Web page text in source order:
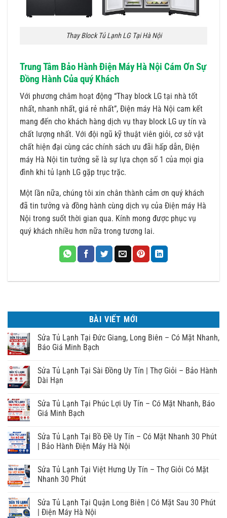
Thay Block Tủ Lạnh LG Tại Hà Nội
Trung Tâm Bảo Hành Điện Máy Hà Nội Cám Ơn Sự
Đồng Hành Của quý Khách
Với phương châm hoạt động “Thay block LG tại nhà tốt
nhất, nhanh nhất, giá rẻ nhất”, Điện máy Hà Nội cam kết
mang đến cho khách hàng dịch vụ thay block LG uy tín và
chất lượng nhất. Với đội ngũ kỹ thuật viên giỏi, cơ sở vật
chất hiện đại cùng các chính sách ưu đãi hấp dẫn, Điện
máy Hà Nội tin tưởng sẽ là sự lựa chọn số 1 của mọi gia
đình khi tủ lạnh LG gặp trục trặc.
Một lần nữa, chúng tôi xin chân thành cảm ơn quý khách
đã tin tưởng và đồng hành cùng dịch vụ của Điện máy Hà
Nội trong suốt thời gian qua. Kính mong được phục vụ
quý khách nhiều hơn nữa trong tương lai.
BÀI VIẾT MỚI
Sửa Tủ Lạnh Tại Đức Giang, Long Biên – Có Mặt Nhanh,
Báo Giá Minh Bạch
Sửa Tủ Lạnh Tại Sài Đồng Uy Tín | Thợ Giỏi – Bảo Hành
Dài Hạn
Sửa Tủ Lạnh Tại Phúc Lợi Uy Tín – Có Mặt Nhanh, Báo
Giá Minh Bạch
Sửa Tủ Lạnh Tại Bồ Đề Uy Tín – Có Mặt Nhanh 30 Phút
| Bảo Hành Điện Máy Hà Nội
Sửa Tủ Lạnh Tại Việt Hưng Uy Tín – Thợ Giỏi Có Mặt
Nhanh 30 Phút
Sửa Tủ Lạnh Tại Quận Long Biên | Có Mặt Sau 30 Phút
| Điện Máy Hà Nội